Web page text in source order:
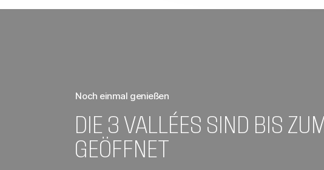
Noch einmal genießen
DIE 3 VALLÉES SIND BIS
GEÖFFNET